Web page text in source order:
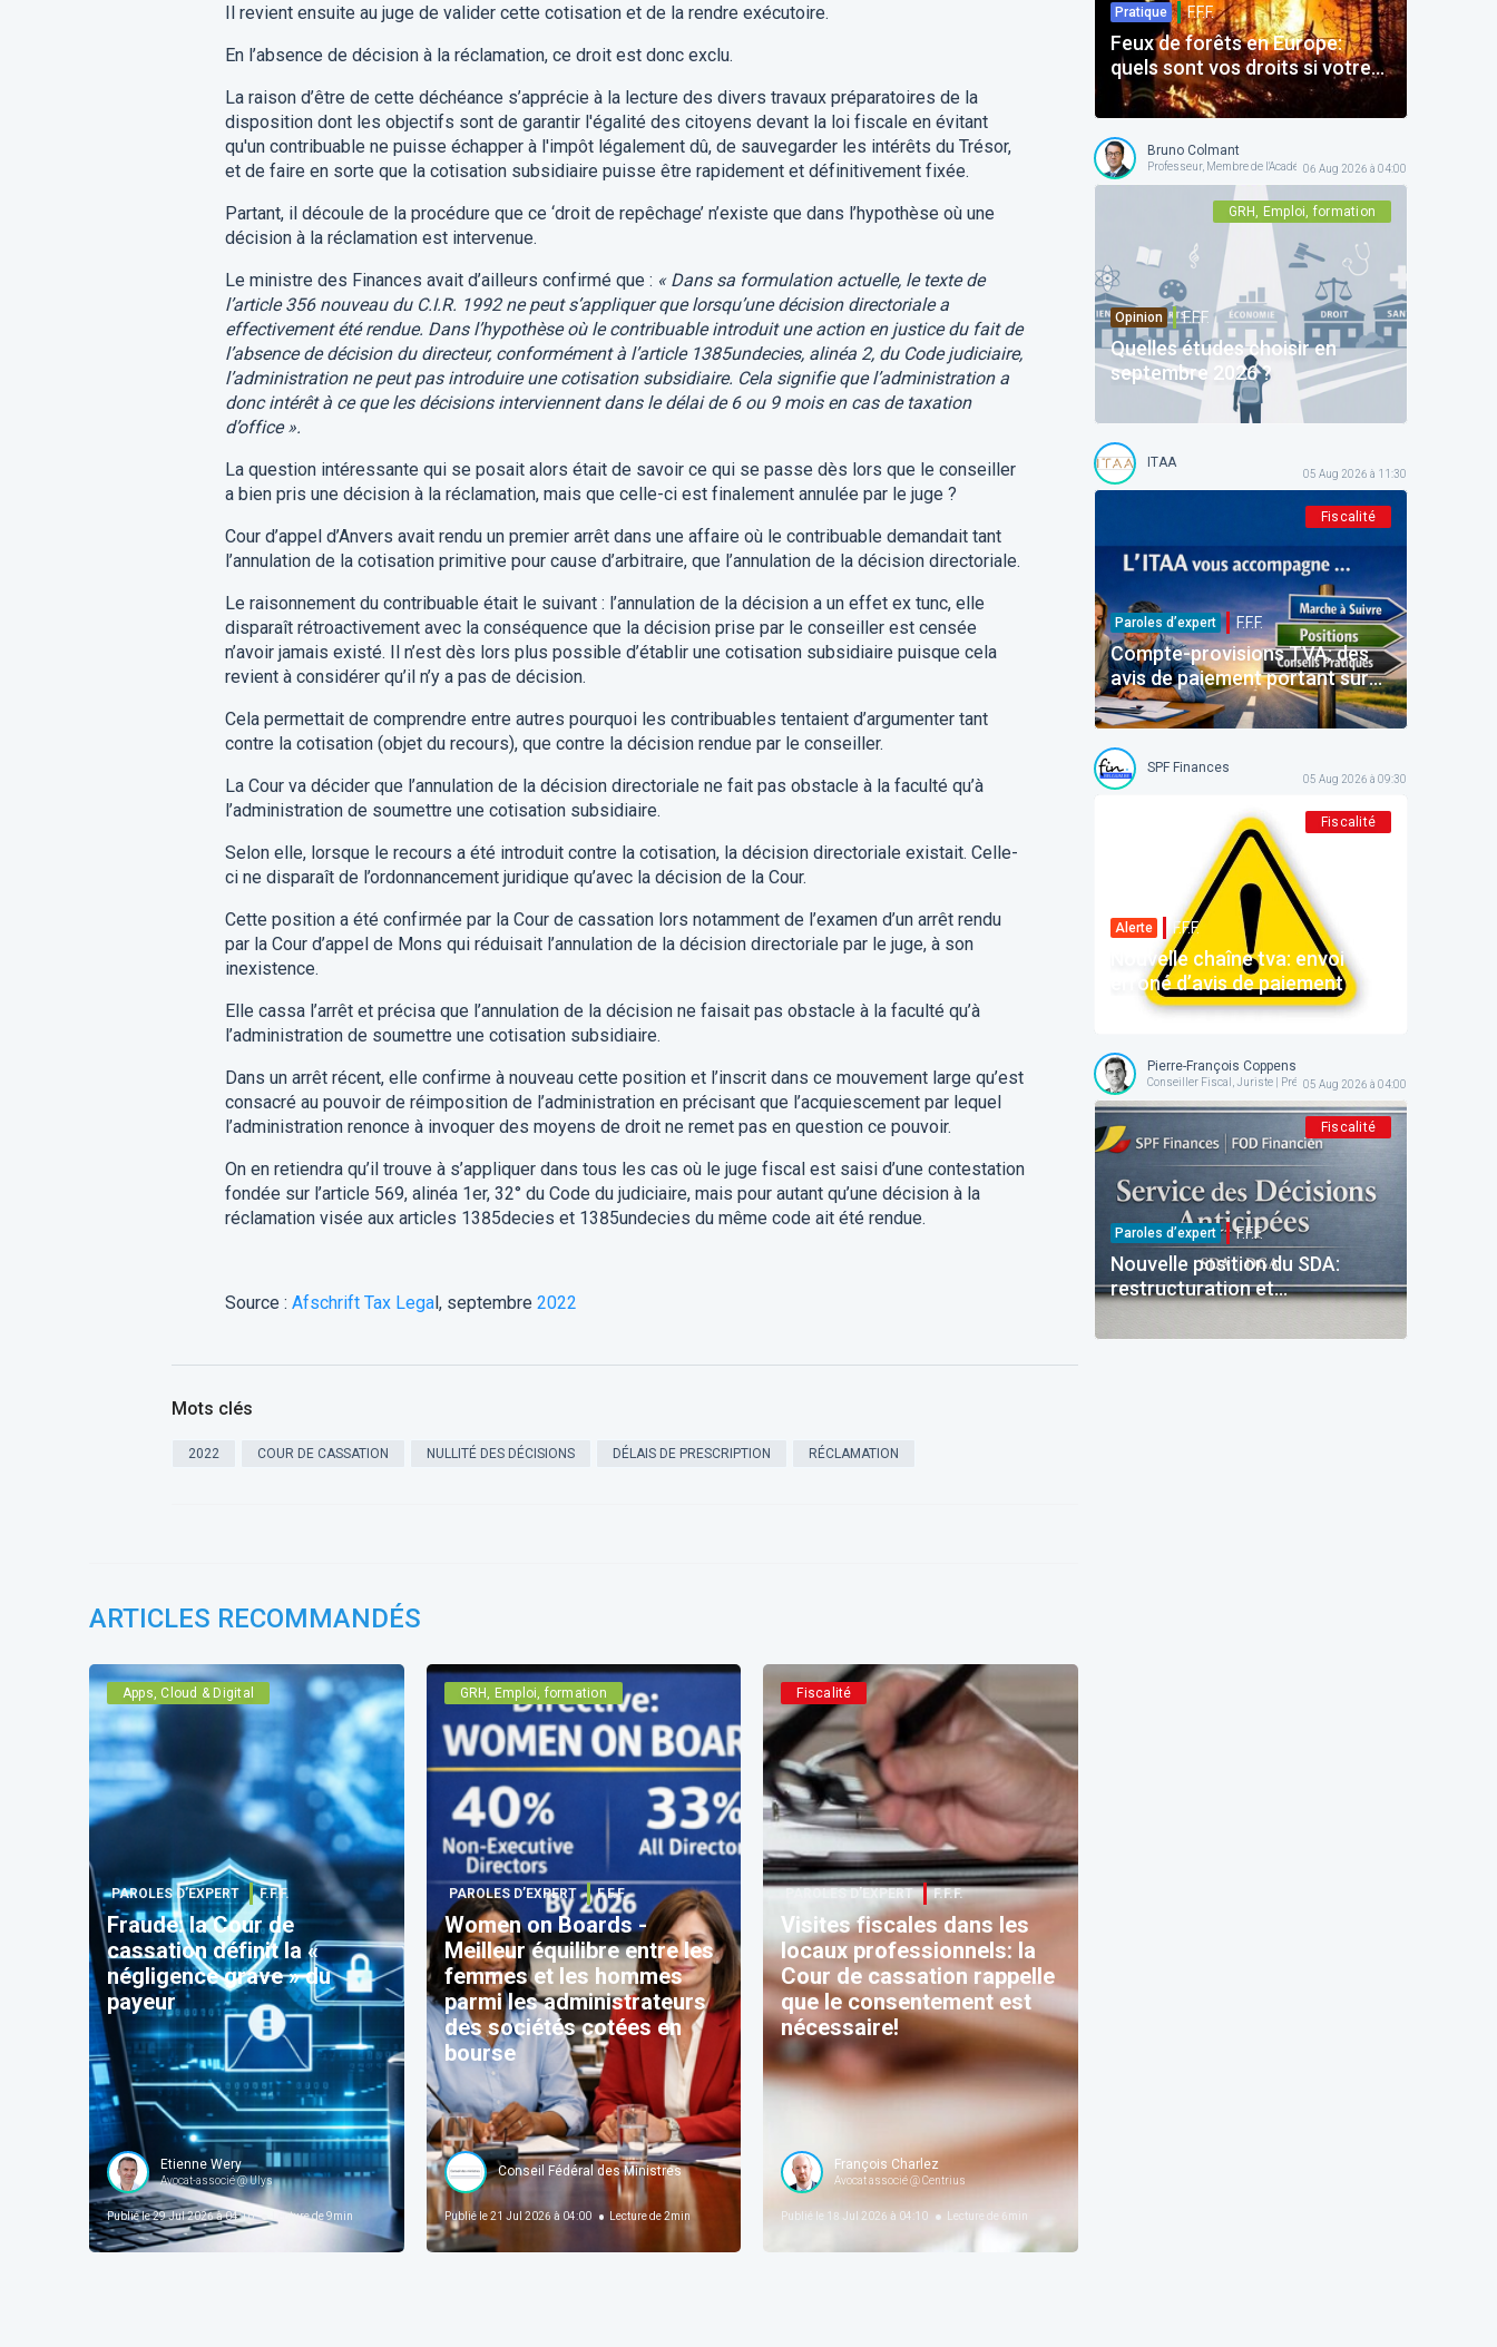
Il revient ensuite au juge de valider cette cotisation et de la rendre exécutoire.
En l’absence de décision à la réclamation, ce droit est donc exclu.
La raison d’être de cette déchéance s’apprécie à la lecture des divers travaux préparatoires de la
disposition dont les objectifs sont de garantir l'égalité des citoyens devant la loi fiscale en évitant
qu'un contribuable ne puisse échapper à l'impôt légalement dû, de sauvegarder les intérêts du Trésor,
et de faire en sorte que la cotisation subsidiaire puisse être rapidement et définitivement fixée.
Partant, il découle de la procédure que ce ‘droit de repêchage’ n’existe que dans l’hypothèse où une
décision à la réclamation est intervenue.
Le ministre des Finances avait d’ailleurs confirmé que : « Dans sa formulation actuelle, le texte de
l’article 356 nouveau du C.I.R. 1992 ne peut s’appliquer que lorsqu’une décision directoriale a
effectivement été rendue. Dans l’hypothèse où le contribuable introduit une action en justice du fait de
l’absence de décision du directeur, conformément à l’article 1385undecies, alinéa 2, du Code judiciaire,
l’administration ne peut pas introduire une cotisation subsidiaire. Cela signifie que l’administration a
donc intérêt à ce que les décisions interviennent dans le délai de 6 ou 9 mois en cas de taxation
d’office ».
La question intéressante qui se posait alors était de savoir ce qui se passe dès lors que le conseiller
a bien pris une décision à la réclamation, mais que celle-ci est finalement annulée par le juge ?
Cour d’appel d’Anvers avait rendu un premier arrêt dans une affaire où le contribuable demandait tant
l’annulation de la cotisation primitive pour cause d’arbitraire, que l’annulation de la décision directoriale.
Le raisonnement du contribuable était le suivant : l’annulation de la décision a un effet ex tunc, elle
disparaît rétroactivement avec la conséquence que la décision prise par le conseiller est censée
n’avoir jamais existé. Il n’est dès lors plus possible d’établir une cotisation subsidiaire puisque cela
revient à considérer qu’il n’y a pas de décision.
Cela permettait de comprendre entre autres pourquoi les contribuables tentaient d’argumenter tant
contre la cotisation (objet du recours), que contre la décision rendue par le conseiller.
La Cour va décider que l’annulation de la décision directoriale ne fait pas obstacle à la faculté qu’à
l’administration de soumettre une cotisation subsidiaire.
Selon elle, lorsque le recours a été introduit contre la cotisation, la décision directoriale existait. Celle-
ci ne disparaît de l’ordonnancement juridique qu’avec la décision de la Cour.
Cette position a été confirmée par la Cour de cassation lors notamment de l’examen d’un arrêt rendu
par la Cour d’appel de Mons qui réduisait l’annulation de la décision directoriale par le juge, à son
inexistence.
Elle cassa l’arrêt et précisa que l’annulation de la décision ne faisait pas obstacle à la faculté qu’à
l’administration de soumettre une cotisation subsidiaire.
Dans un arrêt récent, elle confirme à nouveau cette position et l’inscrit dans ce mouvement large qu’est
consacré au pouvoir de réimposition de l’administration en précisant que l’acquiescement par lequel
l’administration renonce à invoquer des moyens de droit ne remet pas en question ce pouvoir.
On en retiendra qu’il trouve à s’appliquer dans tous les cas où le juge fiscal est saisi d’une contestation
fondée sur l’article 569, alinéa 1er, 32° du Code du judiciaire, mais pour autant qu’une décision à la
réclamation visée aux articles 1385decies et 1385undecies du même code ait été rendue.
Source : Afschrift Tax Legal, septembre 2022
Mots clés
2022 COUR DE CASSATION NULLITÉ DES DÉCISIONS DÉLAIS DE PRESCRIPTION RÉCLAMATION
ARTICLES RECOMMANDÉS
Apps, Cloud & Digital
PAROLES D’EXPERT F.F.F.
Fraude: la Cour de
cassation définit la «
négligence grave » du
payeur
Etienne Wery
Avocat-associé @ Ulys
Publié le29 Jul 2026 à 04:10 Lecture de 9min
GRH, Emploi, formation
PAROLES D’EXPERT F.F.F.
Women on Boards -
Meilleur équilibre entre les
femmes et les hommes
parmi les administrateurs
des sociétés cotées en
bourse
Conseil Fédéral des Ministres
Publié le21 Jul 2026 à 04:00 Lecture de2min
Fiscalité
PAROLES D’EXPERT F.F.F.
Visites fiscales dans les
locaux professionnels: la
Cour de cassation rappelle
que le consentement est
nécessaire!
François Charlez
Avocat associé @ Centrius
Publié le 18 Jul 2026 à 04:10 Lecture de 6min
Pratique F.F.F.
Feux de forêts en Europe:
quels sont vos droits si votre
voyage est impacté ?
Bruno Colmant
Professeur, Membre de l'Académie Royale06 Aug 2026 à 04:00
GRH, Emploi, formation
Opinion F.F.F.
Quelles études choisir en
septembre 2026 ?
ITAA
05 Aug 2026 à 11:30
Fiscalité
Paroles d’expert F.F.F.
Compte-provisions TVA: des
avis de paiement portant sur
des montants déjà payés
SPF Finances
05 Aug 2026 à 09:30
Fiscalité
Alerte F.F.F.
Nouvelle chaîne tva: envoi
erroné d’avis de paiement
Pierre-François Coppens
Conseiller Fiscal, Juriste | Président @ AFPC
05 Aug 2026 à 04:00
Fiscalité
Paroles d’expert F.F.F.
Nouvelle position du SDA:
restructuration et